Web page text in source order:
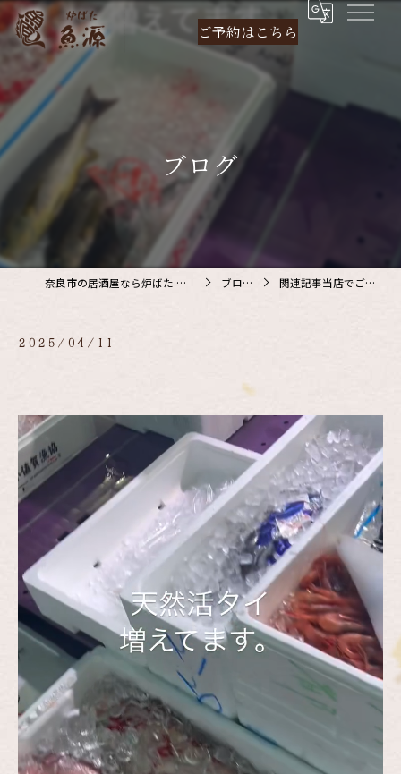
ご予約はこちら
ブログ
奈良市の居酒屋なら炉ばた 魚源 ブログ 関連記事当店でご利…
2025/04/11